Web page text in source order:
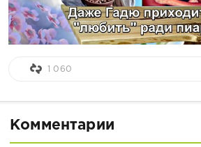
1 060
Комментарии